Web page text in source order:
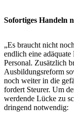
Sofortiges Handeln
„Es braucht nicht
endlich eine
Personal. Zusätzlich
Ausbildungsreform
noch weiter in die
fordert Steurer. Um
werdende Lücke zu
dringend notwendig: